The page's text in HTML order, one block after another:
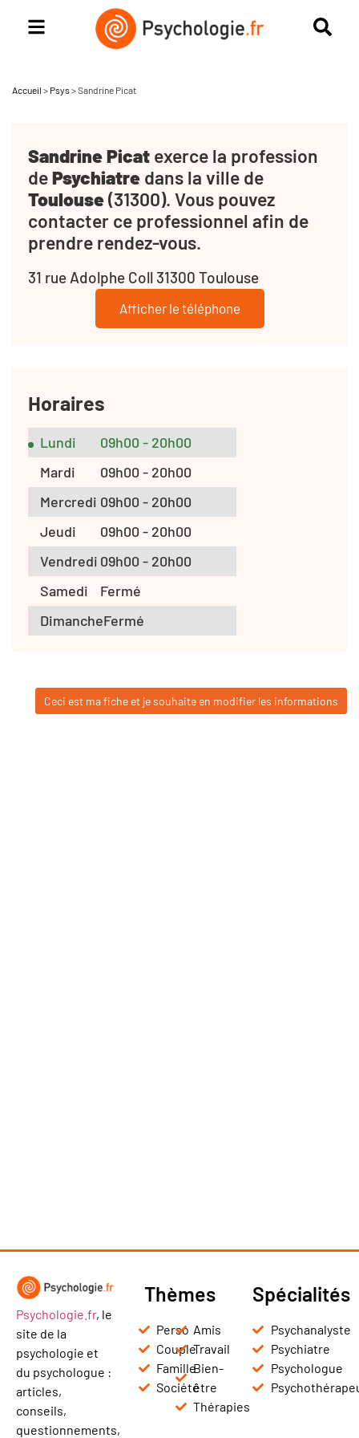
Accueil > Psys >Sandrine Picat
Sandrine Picat exerce la profession
dePsychiatre dans la ville de
Toulouse(31300). Vous pouvez
contacter ce professionnel afin de
prendre rendez-vous.
31 rue Adolphe Coll 31300 Toulouse
Afficher le téléphone
Horaires
Lundi
09h00 - 20h00
Mardi
09h00 - 20h00
Mercredi 09h00 - 20h00
Jeudi
09h00 - 20h00
Vendredi 09h00 - 20h00
Samedi
Fermé
DimancheFermé
Ceci est ma fiche et je souhaite en modifier les informations
Psychologie.fr, le
site de la
psychologie et
du psychologue :
articles,
conseils,
questionnements,
Thèmes
Perso
Couple
Famille
Société
Amis
Travail
Bien-
être
Thérapies
Spécialités
Psychanalyste
Psychiatre
Psychologue